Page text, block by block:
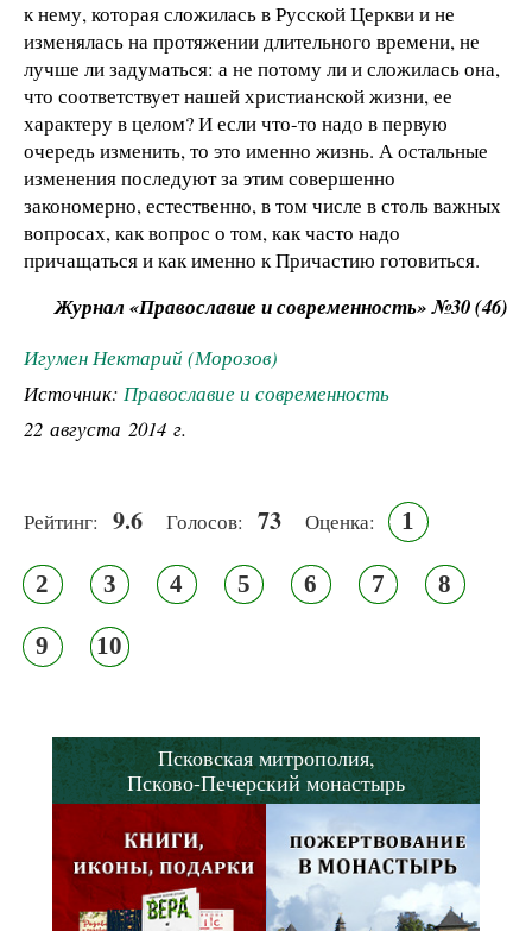
к нему, которая сложилась в Русской Церкви и не
изменялась на протяжении длительного времени, не
лучше ли задуматься: а не потому ли и сложилась она,
что соответствует нашей христианской жизни, ее
характеру в целом? И если что-то надо в первую
очередь изменить, то это именно жизнь. А остальные
изменения последуют за этим совершенно
закономерно, естественно, в том числе в столь важных
вопросах, как вопрос о том, как часто надо
причащаться и как именно к Причастию готовиться.
Журнал «Православие и современность» №30 (46)
Игумен Нектарий (Морозов)
Источник: Православие и современность
22 августа 2014 г.
Рейтинг: 9.6 Голосов: 73 Оценка: 1
2 3 4 5 6 7 8
9 10
Псковская митрополия,
Псково-Печерский монастырь